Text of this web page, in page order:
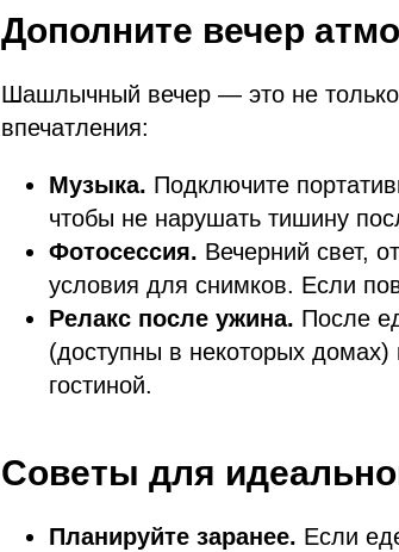
Дополните вечер
Шашлычный вечер — это не только
впечатления:
Музыка. Подключите
чтобы не нарушать тишину
Фотосессия. Вечерний свет,
условия для снимков. Если
Релакс после ужина. После
(доступны в некоторых домах)
гостиной.
Советы для
Планируйте заранее. Если